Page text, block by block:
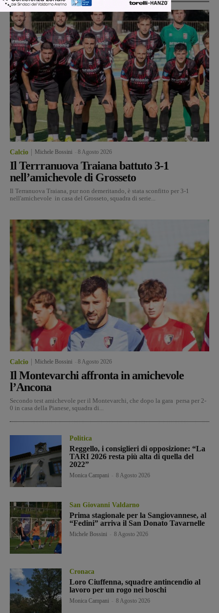
Calcio Michele Bossini 8 Agosto 2026
Il Terrranuova Traiana battuto 3-1
nell’amichevole di Grosseto
Il Terranuova Traiana, pur non demeritando, è stata sconfitto per 3-1
nell'amichevole in casa del Grosseto, squadra di serie...
Calcio Michele Bossini 8 Agosto 2026
Il Montevarchi affronta in amichevole
l’Ancona
Secondo test amichevole per il Montevarchi, che dopo la gara persa per 2-
0 in casa della Pianese, squadra di...
Politica
Reggello, i consiglieri di opposizione: “La
TARI 2026 resta più alta di quella del
2022”
Monica Campani 8 Agosto 2026
San Giovanni Valdarno
Prima stagionale per la Sangiovannese, al
“Fedini” arriva il San Donato Tavarnelle
Michele Bossini 8 Agosto 2026
Cronaca
Loro Ciuffenna, squadre antincendio al
lavoro per un rogo nei boschi
Monica Campani 8 Agosto 2026